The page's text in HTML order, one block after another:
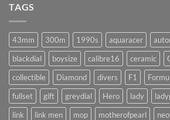
มั้ย
!?
TAGS
43mm 300m 1990s aquaracer
blackdial
boysize calibre16 ceramic
collectible
Diamond divers F1
fullset
gift greydial Hero lady
link
link men mop motherofpearl